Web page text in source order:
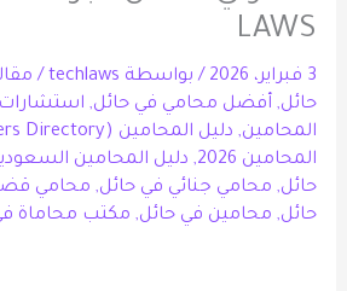
LAWS
3 فبراير، 2026 / بواسطة techlaws
/
حائل, أفضل محامي في حائل, استشارات
المحامين, دليل المحامين (Lawyers Directory)
المحامين 2026
, دليل المحامين
حائل, محامي جنائي في حائل, محامي
حائل, محامين في حائل, مكتب محاماة